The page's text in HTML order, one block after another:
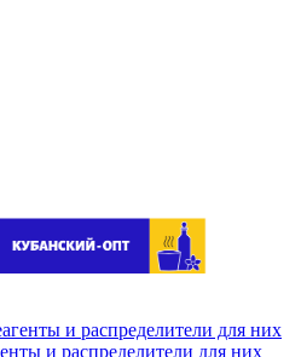
и распределители для них